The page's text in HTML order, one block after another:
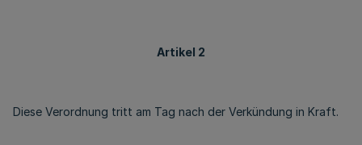
Artikel 2
Diese Verordnung tritt am Tag nach der Verkündung in Kraft.